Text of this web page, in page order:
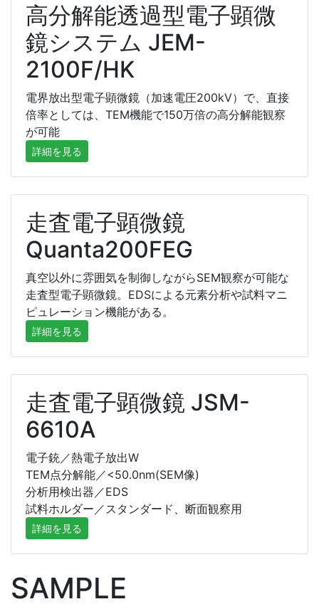
高分解能透過型電子顕微
鏡システム JEM-
2100F/HK
電界放出型電子顕微鏡（加速電圧200kV）で、直接
倍率としては、TEM機能で150万倍の高分解能観察
が可能
詳細を見る
走査電子顕微鏡
Quanta200FEG
真空以外に雰囲気を制御しながらSEM観察が可能な
走査型電子顕微鏡。EDSによる元素分析や試料マニ
ピュレーション機能がある。
詳細を見る
走査電子顕微鏡 JSM-
6610A
電子銃／熱電子放出W
TEM点分解能／<50.0nm(SEM像)
分析用検出器／EDS
試料ホルダー／スタンダード、断面観察用
詳細を見る
SAMPLE